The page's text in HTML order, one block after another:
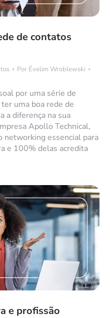
de contatos
Por Évelim Wroblewski
por uma série de
uma boa rede de
a diferença na sua
Apollo Technical,
networking essencial para
e 100% delas acredita
e profissão